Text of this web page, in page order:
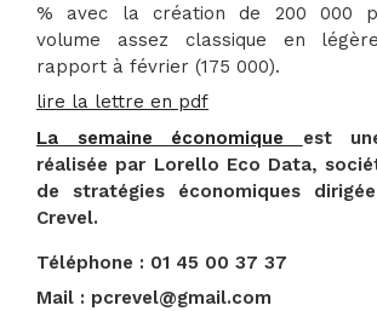
% avec la création de 200 000
volume assez classique en
rapport à février (175 000).
lire la lettre en pdf
La semaine économique est
réalisée par Lorello Eco Data,
de stratégies économiques
Crevel.
Téléphone : 01 45 00 37 37
Mail : pcrevel@gmail.com